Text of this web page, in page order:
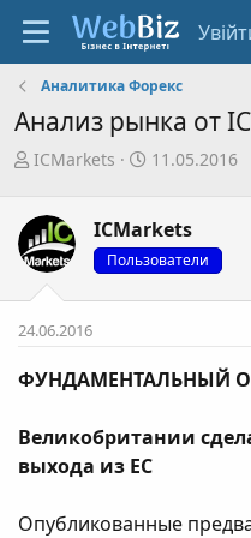
Аналитика Форекс
Анализ рынка от
А
о
р
м
ICMarkets
Д
а
с
в
е
н
я
11.05.2016
ICMarkets
Пользователи
24.06.2016
ФУНДАМЕНТАЛЬНЫЙ
Великобритании
выхода из ЕС
Опубликованные